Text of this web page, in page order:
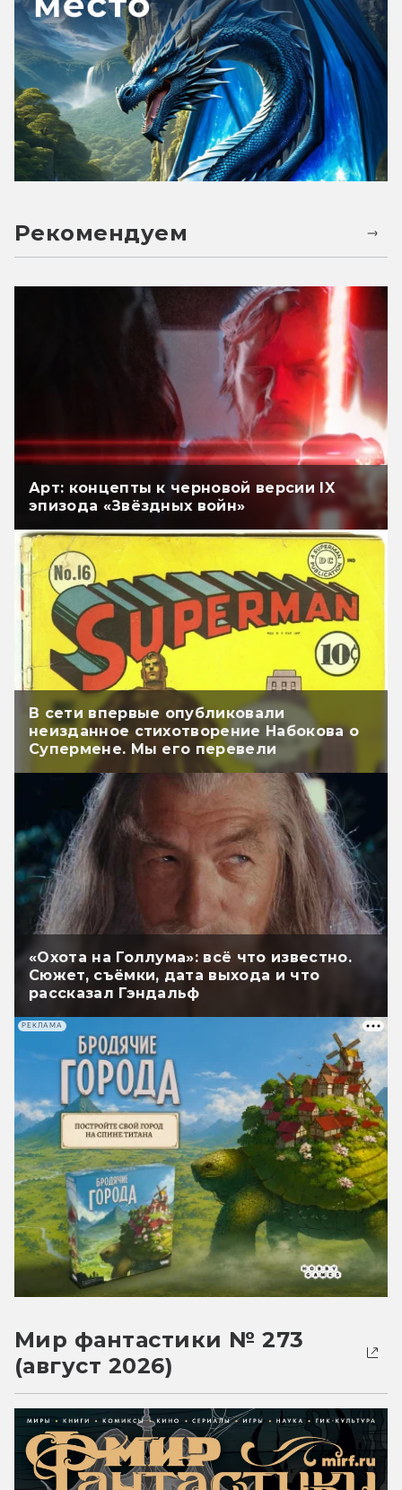
Рекомендуем
Арт: концепты к черновой версии IX
эпизода «Звёздных войн»
В сети впервые опубликовали
неизданное стихотворение Набокова о
Супермене. Мы его перевели
«Охота на Голлума»: всё что известно.
Сюжет, съёмки, дата выхода и что
рассказал Гэндальф
РЕКЛАМА
Мир фантастики № 273
(август 2026)